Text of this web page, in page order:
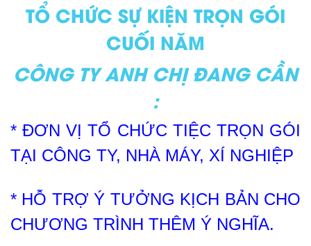
TỔ CHỨC SỰ KIỆN TRỌN GÓI
CUỐI NĂM
CÔNG TY ANH CHỊ ĐANG CẦN
:
* ĐƠN VỊ TỔ CHỨC TIỆC TRỌN GÓI
TẠI CÔNG TY, NHÀ MÁY, XÍ NGHIỆP
* HỖ TRỢ Ý TƯỞNG KỊCH BẢN CHO
CHƯƠNG TRÌNH THÊM Ý NGHĨA.